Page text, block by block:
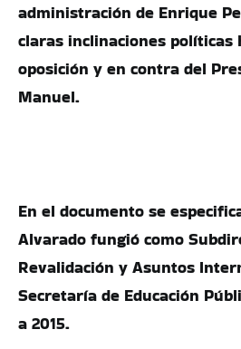
administración de Enrique
claras inclinaciones políticas
oposición y en contra del
Manuel.
En el documento se
Alvarado fungió como
Revalidación y Asuntos
Secretaría de Educación
a 2015.